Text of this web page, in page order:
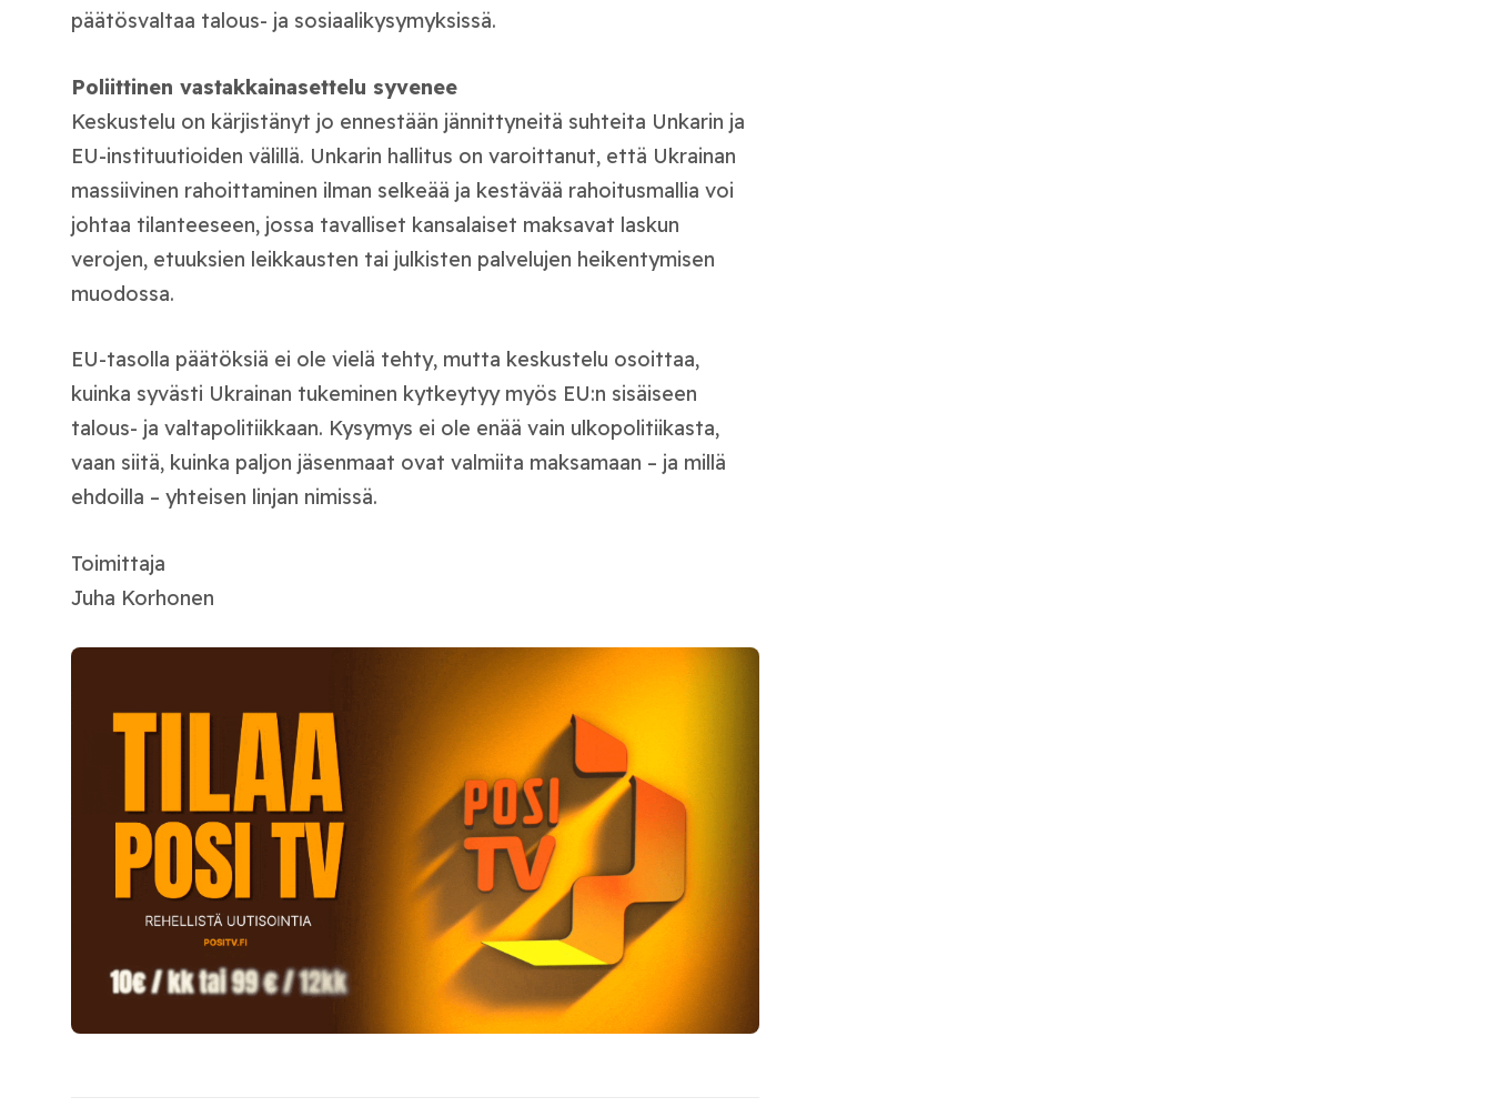
päätösvaltaa talous- ja sosiaalikysymyksissä.
Poliittinen vastakkainasettelu syvenee
Keskustelu on kärjistänyt jo ennestään jännittyneitä suhteita Unkarin ja
EU-instituutioiden välillä. Unkarin hallitus on varoittanut, että Ukrainan
massiivinen rahoittaminen ilman selkeää ja kestävää rahoitusmallia voi
johtaa tilanteeseen, jossa tavalliset kansalaiset maksavat laskun
verojen, etuuksien leikkausten tai julkisten palvelujen heikentymisen
muodossa.
EU-tasolla päätöksiä ei ole vielä tehty, mutta keskustelu osoittaa,
kuinka syvästi Ukrainan tukeminen kytkeytyy myös EU:n sisäiseen
talous- ja valtapolitiikkaan. Kysymys ei ole enää vain ulkopolitiikasta,
vaan siitä, kuinka paljon jäsenmaat ovat valmiita maksamaan – ja millä
ehdoilla – yhteisen linjan nimissä.
Toimittaja
Juha Korhonen